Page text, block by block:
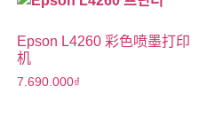
Epson L4260 彩色喷墨打印
机
7.690.000₫